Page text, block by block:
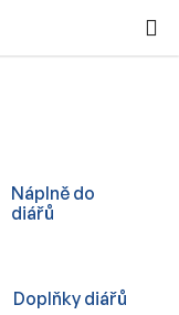
KOŠÍK
Náplně do
diářů
Doplňky diářů